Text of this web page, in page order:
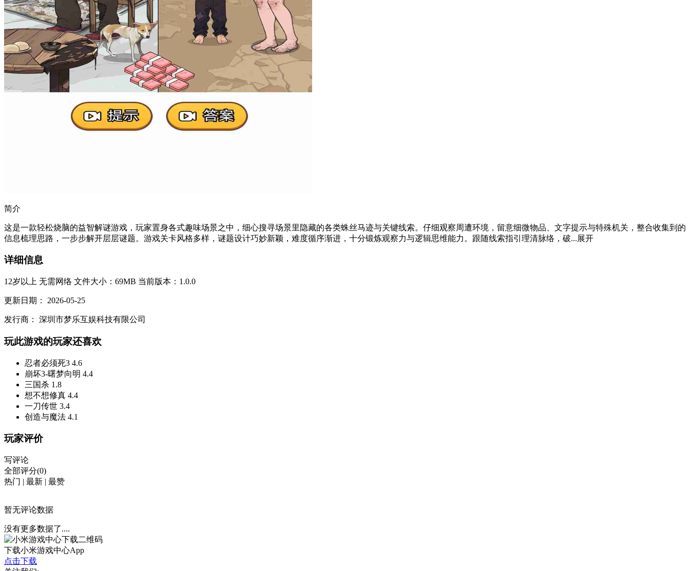
简介
这是一款轻松烧脑的益智解谜游戏，玩家置身各式趣味场景之中，细心搜寻场景里隐藏的各类蛛丝马迹与关键线索。仔细观察周遭环境，留意细微物品、文字提示与特殊机关，整合收集到的
信息梳理思路，一步步解开层层谜题。游戏关卡风格多样，谜题设计巧妙新颖，难度循序渐进，十分锻炼观察力与逻辑思维能力。跟随线索指引理清脉络，破...展开
详细信息
12岁以上 无需网络 文件大小：69MB 当前版本：1.0.0
更新日期： 2026-05-25
发行商： 深圳市梦乐互娱科技有限公司
玩此游戏的玩家还喜欢
忍者必须死3 4.6
崩坏3-曙梦向明 4.4
三国杀 1.8
想不想修真 4.4
一刀传世 3.4
创造与魔法 4.1
玩家评价
写评论
全部评分(0)
热门 | 最新 | 最赞
暂无评论数据
没有更多数据了....
下载小米游戏中心App
点击下载